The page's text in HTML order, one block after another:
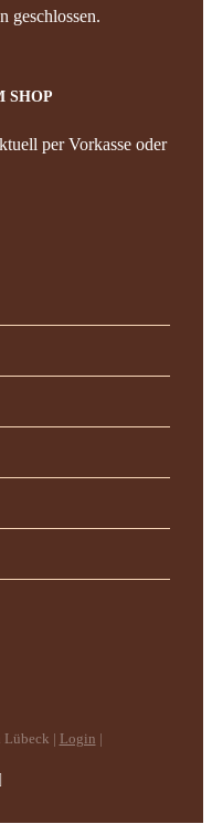
geschlossen.
SHOP
per Vorkasse oder
| Login |